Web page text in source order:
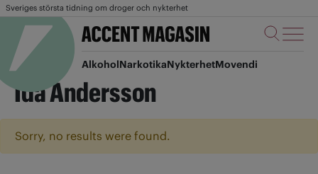
Sveriges största tidning om droger och nykterhet
AlkoholNarkotikaNykterhetMovendi
Ida Andersson
Sorry, no results were found.